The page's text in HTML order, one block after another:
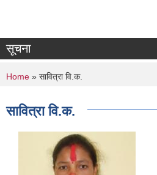
सूचना
You are here
Home » सावित्रा वि.क.
सावित्रा वि.क.